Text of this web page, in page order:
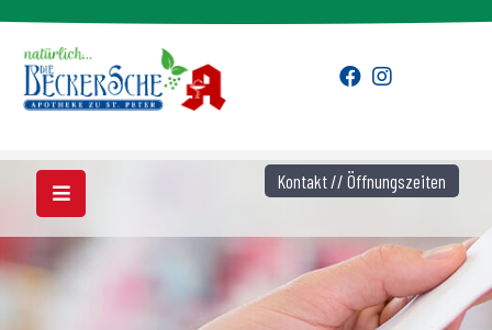
Kontakt // Öffnungszeiten